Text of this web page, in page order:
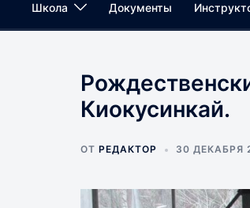
Школа Документы
Киокусинкай.
ОТ РЕДАКТОР 30 ДЕКАБРЯ